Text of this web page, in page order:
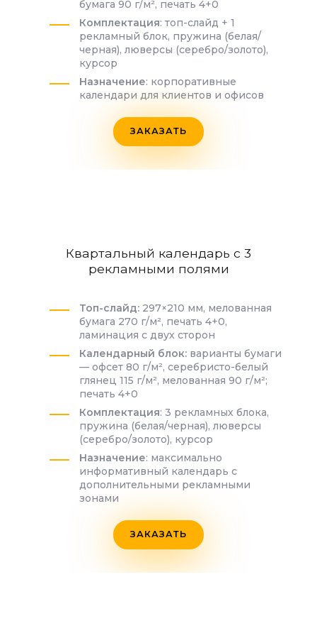
бумага 90 г/м², печать 4+0
Комплектация: топ-слайд + 1
рекламный блок, пружина (белая/
черная), люверсы (серебро/золото),
курсор
Назначение: корпоративные
календари для клиентов и офисов
ЗАКАЗАТЬ
Квартальный календарь с 3
рекламными полями
Топ-слайд: 297×210 мм, мелованная
бумага 270 г/м², печать 4+0,
ламинация с двух сторон
Календарный блок: варианты бумаги
— офсет 80 г/м², серебристо-белый
глянец 115 г/м², мелованная 90 г/м²;
печать 4+0
Комплектация: 3 рекламных блока,
пружина (белая/черная), люверсы
(серебро/золото), курсор
Назначение: максимально
информативный календарь с
дополнительными рекламными
зонами
ЗАКАЗАТЬ